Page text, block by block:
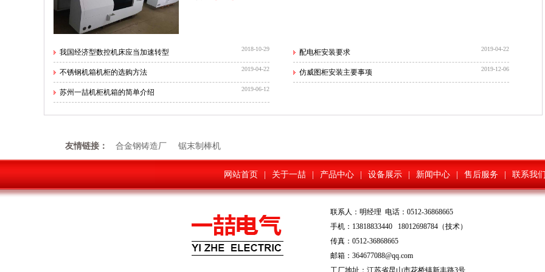
我国经济型数控机床应当加速转型 2018-10-29 配电柜安装要求 2019-04-22
不锈钢机箱机柜的选购方法 2019-04-22 仿威图柜安装主要事项 2019-12-06
苏州一喆机柜机箱的简单介绍 2019-06-12
友情链接： 合金钢铸造厂 锯末制棒机
网站首页 | 关于一喆 | 产品中心 | 设备展示 | 新闻中心 | 售后服务 | 联系我们
联系人：明经理 电话：0512-36868665
手机：13818833440 18012698784（技术）
传真：0512-36868665
邮箱：364677088@qq.com
工厂地址：江苏省昆山市花桥镇新丰路3号